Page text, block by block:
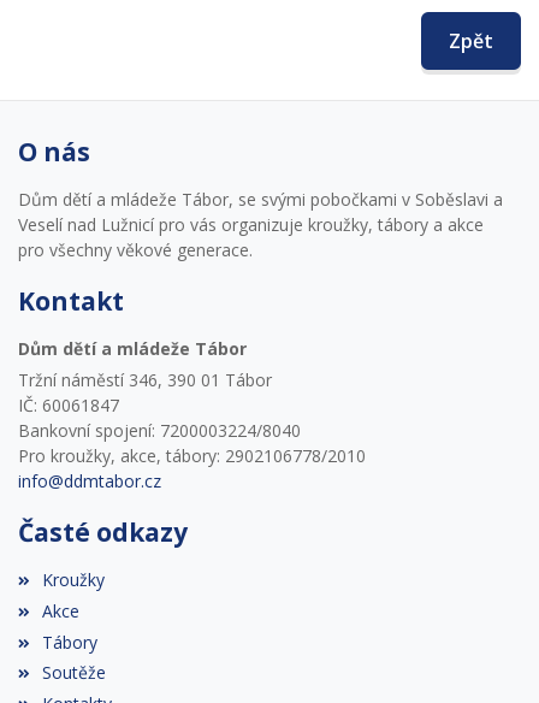
Zpět
O nás
Dům dětí a mládeže Tábor, se svými pobočkami v Soběslavi a
Veselí nad Lužnicí pro vás organizuje kroužky, tábory a akce
pro všechny věkové generace.
Kontakt
Dům dětí a mládeže Tábor
Tržní náměstí 346, 390 01 Tábor
IČ: 60061847
Bankovní spojení: 7200003224/8040
Pro kroužky, akce, tábory: 2902106778/2010
info@ddmtabor.cz
Časté odkazy
Kroužky
Akce
Tábory
Soutěže